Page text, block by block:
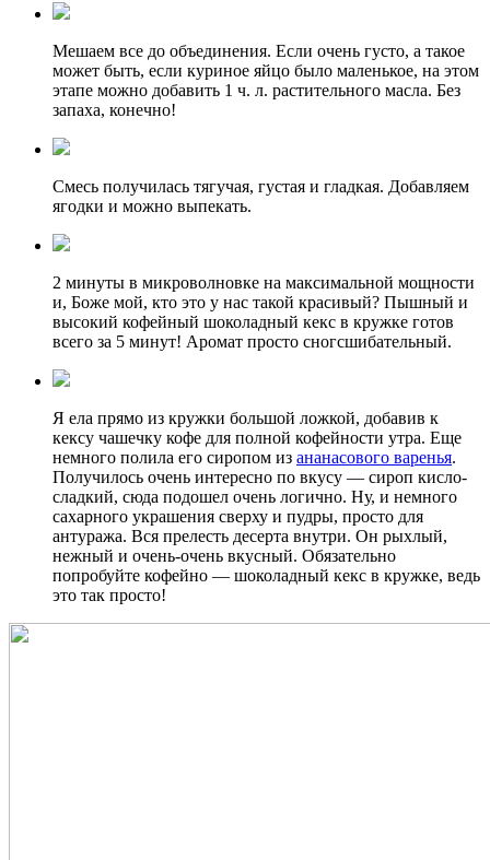
Мешаем все до объединения. Если очень густо, а такое
может быть, если куриное яйцо было маленькое, на этом
этапе можно добавить 1 ч. л. растительного масла. Без
запаха, конечно!
Смесь получилась тягучая, густая и гладкая. Добавляем
ягодки и можно выпекать.
2 минуты в микроволновке на максимальной мощности
и, Боже мой, кто это у нас такой красивый? Пышный и
высокий кофейный шоколадный кекс в кружке готов
всего за 5 минут! Аромат просто сногсшибательный.
Я ела прямо из кружки большой ложкой, добавив к
кексу чашечку кофе для полной кофейности утра. Еще
немного полила его сиропом из ананасового варенья.
Получилось очень интересно по вкусу — сироп кисло-
сладкий, сюда подошел очень логично. Ну, и немного
сахарного украшения сверху и пудры, просто для
антуража. Вся прелесть десерта внутри. Он рыхлый,
нежный и очень-очень вкусный. Обязательно
попробуйте кофейно — шоколадный кекс в кружке, ведь
это так просто!